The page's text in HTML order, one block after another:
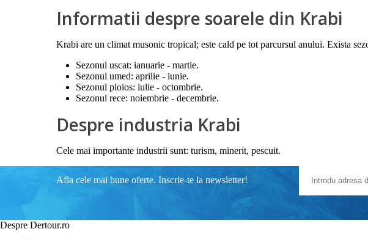
Informatii despre soarele din Krabi
Krabi are un climat musonic tropical; este cald pe tot parcursul anului. Exista
Sezonul uscat: ianuarie - martie.
Sezonul umed: aprilie - iunie.
Sezonul ploios: iulie - octombrie.
Sezonul rece: noiembrie - decembrie.
Despre industria Krabi
Cele mai importante industrii sunt: turism, minerit, pescuit.
Afla cele mai bune oferte. Inscrie-te la newsletter!
Despre Dertour.ro